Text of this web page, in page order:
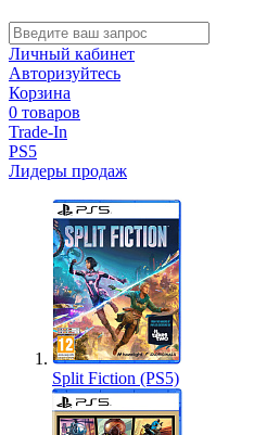
Личный кабинет
Авторизуйтесь
Корзина
0 товаров
Trade-In
PS5
Лидеры продаж
Split Fiction (PS5)